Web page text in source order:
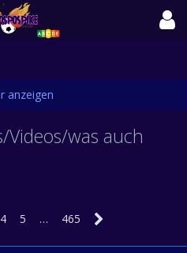
Videos/was auch
4 5 … 465